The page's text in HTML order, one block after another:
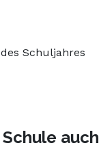
Schuljahres
auch